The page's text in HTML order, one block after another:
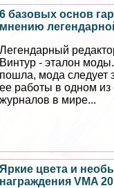
6 базовых основ
мнению
Легендарный
Винтур - эталон
пошла, мода следует
ее работы в одном
журналов в мире...
Яркие цвета и
награждения VMA